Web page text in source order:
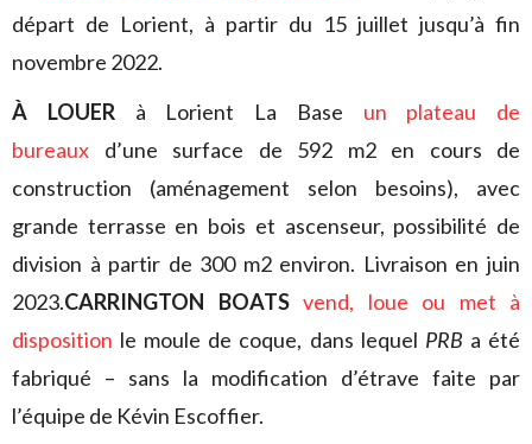
départ de Lorient, à partir du 15 juillet jusqu’à fin
novembre 2022.
À LOUERà Lorient La Base un plateau de
bureaux d’une surface de 592 m2 en cours de
construction (aménagement selon besoins), avec
grande terrasse en bois et ascenseur, possibilité de
division à partir de 300 m2 environ. Livraison en juin
2023.CARRINGTON BOATS vend, loue ou met à
disposition le moule de coque, dans lequel PRB a été
fabriqué – sans la modification d’étrave faite par
l’équipe de Kévin Escoffier.